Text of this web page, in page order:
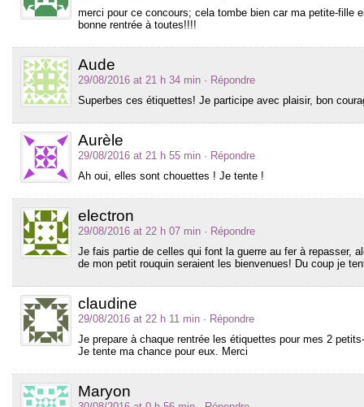
merci pour ce concours; cela tombe bien car ma petite-fille
bonne rentrée à toutes!!!!
Aude
29/08/2016 at 21 h 34 min · Répondre
Superbes ces étiquettes! Je participe avec plaisir, bon
Aurèle
29/08/2016 at 21 h 55 min · Répondre
Ah oui, elles sont chouettes ! Je tente !
electron
29/08/2016 at 22 h 07 min · Répondre
Je fais partie de celles qui font la guerre au fer à repasser,
de mon petit rouquin seraient les bienvenues! Du coup je
claudine
29/08/2016 at 22 h 11 min · Répondre
Je prepare à chaque rentrée les étiquettes pour mes 2
Je tente ma chance pour eux. Merci
Maryon